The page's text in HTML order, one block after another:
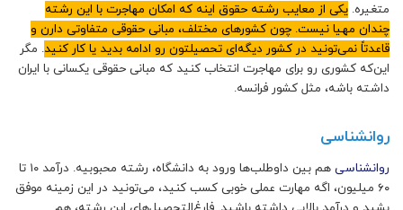
متغیره. یکی از معایب رشته حقوق اینه که امکان مهاجرت با این رشته
چندان مهیا نیست. چون کشورهای مختلف، مبانی حقوقی متفاوتی دارن و
قاعدتاً نمی‌تونید در کشور دیگه‌ای تحصیلتون رو ادامه بدید یا کار کنید. مگر
این‌که کشوری رو برای مهاجرت انتخاب کنید که مبانی حقوقی یکسانی با ایران
داشته باشه، مثل کشور فرانسه.
روانشناسی
روانشناسی
هم بین داوطلب‌ها ورود به دانشگاه، رشته محبوبیه. درآمد ۱۰ تا
۶۰ میلیون، اگه مهارت عملی خوبی کسب کنید، می‌تونید در این زمینه موفق